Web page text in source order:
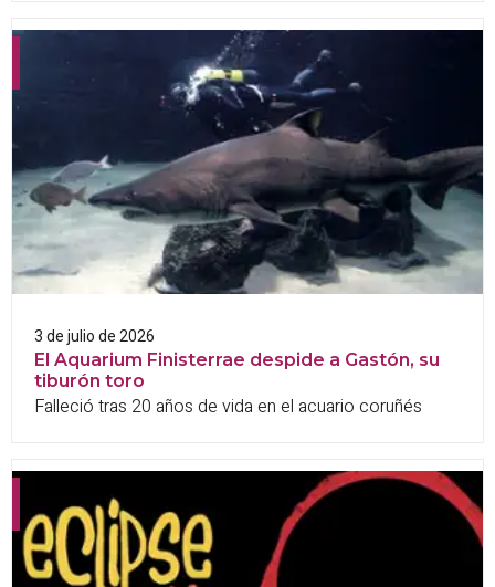
3 de julio de 2026
El Aquarium Finisterrae despide a Gastón, su
tiburón toro
Falleció tras 20 años de vida en el acuario coruñés